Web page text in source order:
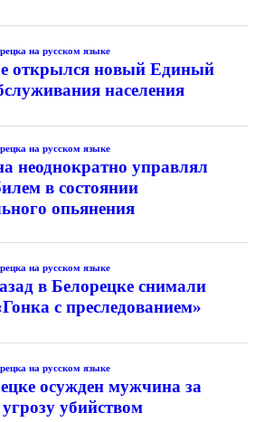
на русском языке
открылся новый Единый
населения
на русском языке
неоднократно управлял
в состоянии
опьянения
на русском языке
в Белорецке снимали
с преследованием»
на русском языке
осужден мужчина за
убийством